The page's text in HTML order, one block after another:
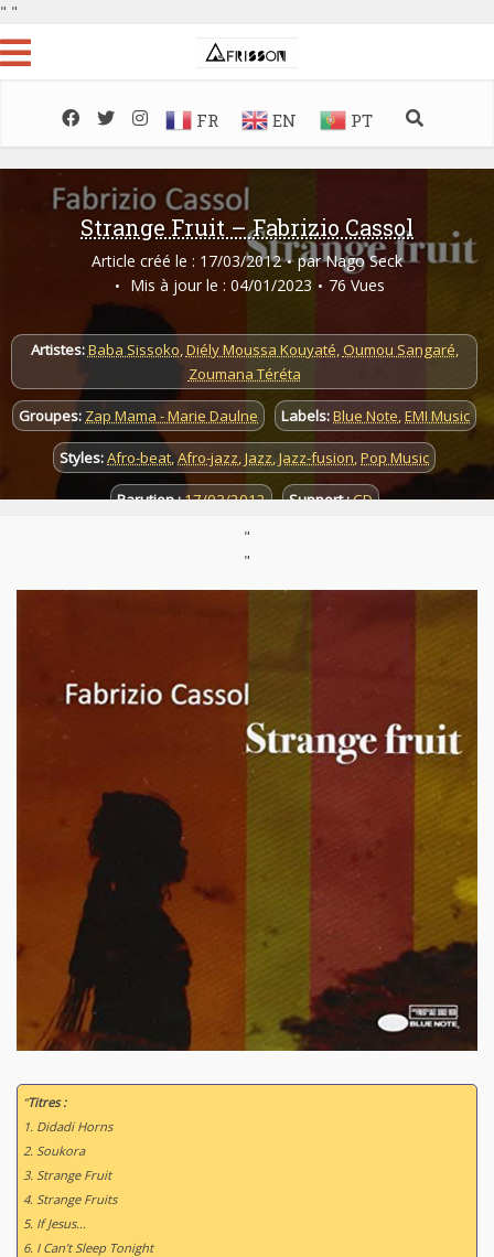
" "
FR EN PT
Strange Fruit – Fabrizio Cassol
Article créé le : 17/03/2012 par Nago Seck
Mis à jour le : 04/01/2023
76 Vues
Artistes:Baba Sissoko,Diély Moussa Kouyaté,Oumou Sangaré,
Zoumana Téréta
Groupes: Zap Mama - Marie Daulne Labels:Blue Note,EMI Music
Styles:Afro-beat,Afro-jazz,Jazz,Jazz-fusion,Pop Music
Parution :17/03/2012 Support :CD
"
"
“Titres :
1. Didadi Horns
2. Soukora
3. Strange Fruit
4. Strange Fruits
5. If Jesus...
6. I Can’t Sleep Tonight